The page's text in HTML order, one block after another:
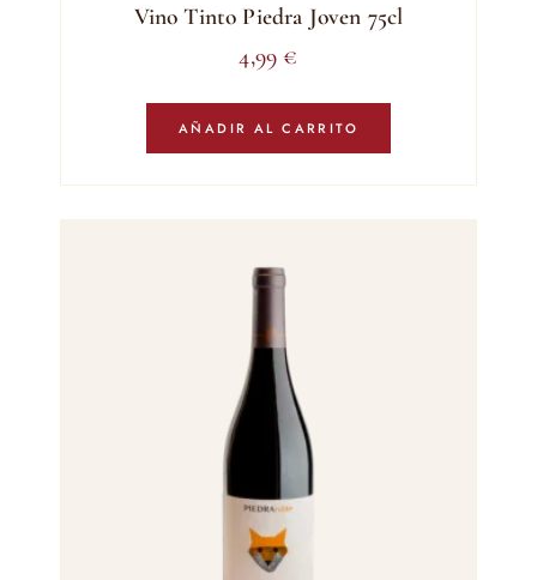
Vino Tinto Piedra Joven 75cl
4,99 €
AÑADIR AL CARRITO